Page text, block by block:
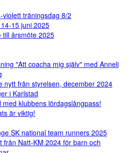
violett träningsdag 8/2
15 juni 2025
till årsmöte 2025
"Att coacha mig själv" med Anneli
nytt från styrelsen, december 2024
i Karlstad
med klubbens lördagslångpass!
är viktig!
SK national team runners 2025
från Natt-KM 2024 för barn och